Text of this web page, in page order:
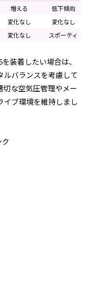
増える
低下傾向
変化なし
変化なし
変化なし スポーティ
装着したい場合は、
ルバランスを考慮して
な空気圧管理やメー
イブ環境を維持しまし